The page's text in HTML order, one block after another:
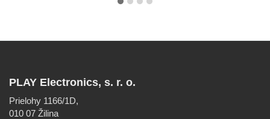
PLAY Electronics, s. r. o.
Prielohy 1166/1D,
010 07 Žilina